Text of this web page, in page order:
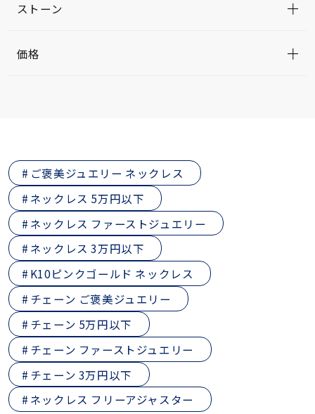
ストーン
価格
ご褒美ジュエリー ネックレス
ネックレス 5万円以下
ネックレス ファーストジュエリー
ネックレス 3万円以下
K10ピンクゴールド ネックレス
チェーン ご褒美ジュエリー
チェーン 5万円以下
チェーン ファーストジュエリー
チェーン 3万円以下
ネックレス フリーアジャスター